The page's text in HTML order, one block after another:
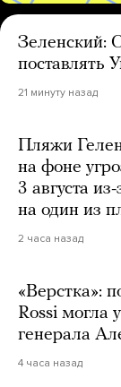
Зеленский:
поставлять
21 минуту назад
Пляжи
на фоне
3 августа
на один из
2 часа назад
«Верстка»:
Rossi могла
генерала
4 часа назад